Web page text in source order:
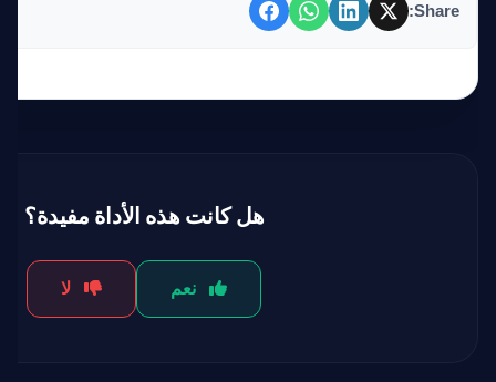
Share:
هل كانت هذه الأداة مفيدة؟
نعم لا